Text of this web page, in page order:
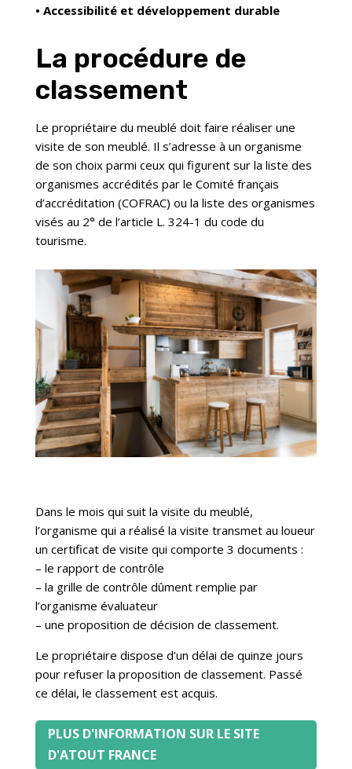
• Accessibilité et développement durable
La procédure de
classement
Le propriétaire du meublé doit faire réaliser une
visite de son meublé. Il s’adresse à un organisme
de son choix parmi ceux qui figurent sur la liste des
organismes accrédités par le Comité français
d’accréditation (COFRAC) ou la liste des organismes
visés au 2° de l’article L. 324-1 du code du
tourisme.
Dans le mois qui suit la visite du meublé,
l’organisme qui a réalisé la visite transmet au loueur
un certificat de visite qui comporte 3 documents :
– le rapport de contrôle
– la grille de contrôle dûment remplie par
l’organisme évaluateur
– une proposition de décision de classement.
Le propriétaire dispose d’un délai de quinze jours
pour refuser la proposition de classement. Passé
ce délai, le classement est acquis.
PLUS D'INFORMATION SUR LE SITE
D'ATOUT FRANCE